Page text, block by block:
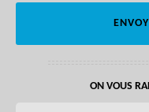
ON VOUS